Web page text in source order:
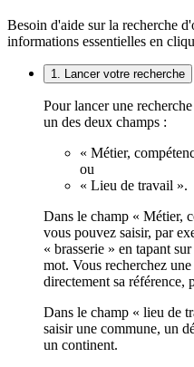
Besoin d'aide sur la recherche
informations essentielles en
1. Lancer votre recherche
Pour lancer une
un des deux champs :
« Métier,
ou
« Lieu de travail ».
Dans le champ « Métier,
vous pouvez saisir, par
« brasserie » en tapant
mot. Vous recherchez
directement sa
Dans le champ « lieu de
saisir une commune, un
un continent.